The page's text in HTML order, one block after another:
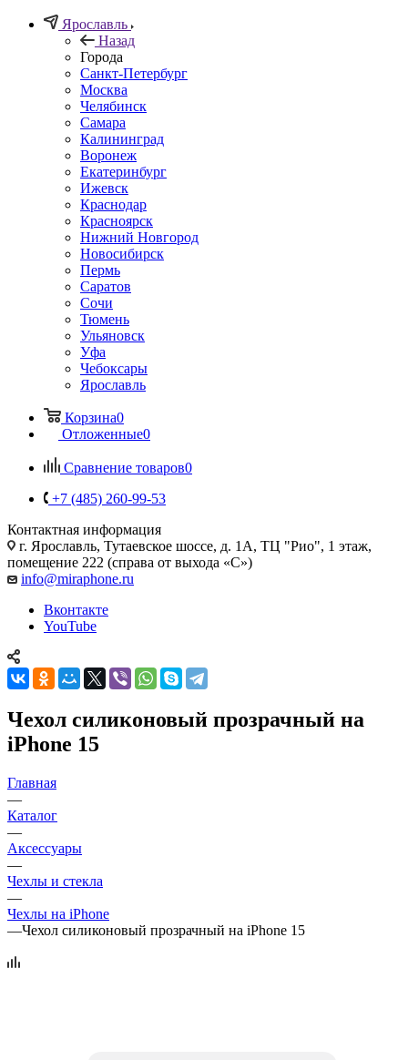
Ярославль
Назад
Города
Санкт-Петербург
Москва
Челябинск
Самара
Калининград
Воронеж
Екатеринбург
Ижевск
Краснодар
Красноярск
Нижний Новгород
Новосибирск
Пермь
Саратов
Сочи
Тюмень
Ульяновск
Уфа
Чебоксары
Ярославль
Корзина0
Отложенные0
Сравнение товаров0
+7 (485) 260-99-53
Контактная информация
г. Ярославль, Тутаевское шоссе, д. 1А, ТЦ "Рио", 1 этаж,
помещение 222 (справа от выхода «С»)
info@miraphone.ru
Вконтакте
YouTube
Чехол силиконовый прозрачный на
iPhone 15
Главная
—
Каталог
—
Аксессуары
—
Чехлы и стекла
—
Чехлы на iPhone
—Чехол силиконовый прозрачный на iPhone 15